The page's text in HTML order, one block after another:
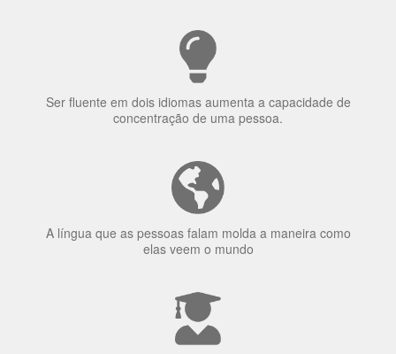
Ser fluente em dois idiomas aumenta a capacidade de
concentração de uma pessoa.
A língua que as pessoas falam molda a maneira como
elas veem o mundo